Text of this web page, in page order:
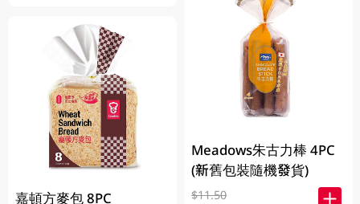
嘉頓方麥包 8PC
Meadows朱古力棒 4PC
(新舊包裝隨機發貨)
$11.50